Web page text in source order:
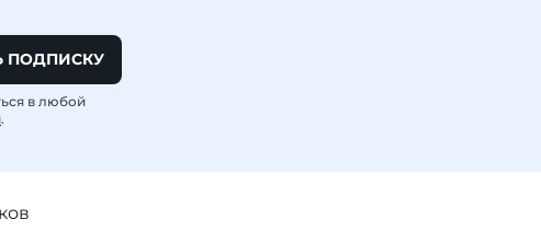
ПОДПИСКУ
в любой
.